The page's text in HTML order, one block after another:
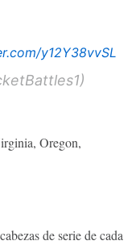
y12Y38vvSL
Oregon,
de serie de cada